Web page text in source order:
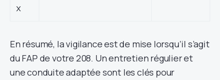
x
En résumé, la vigilance est de mise lorsqu’il s’agit
du FAP de votre 208. Un entretien régulier et
une conduite adaptée sont les clés pour